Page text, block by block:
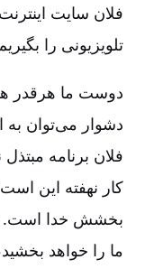
فلان سایت
تلویزیونی را
دوست ما هرقدر
دشوار می‌توان
فلان برنامه
کار نهفته این
بخشش خدا است.
ما را خواهد